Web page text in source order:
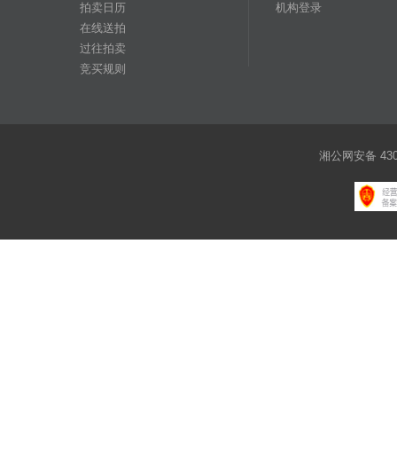
拍卖日历
在线送拍
过往拍卖
竞买规则
机构登录
湘公网安备